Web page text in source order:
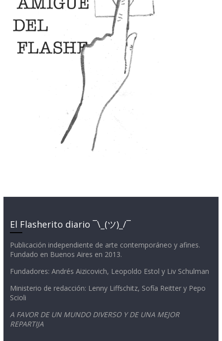
El Flasherito diario ¯\_(ツ)_/¯
Publicación independiente de arte contemporáneo y afines.
Fundado en Buenos Aires en 2013.
Fundadores: Andrés Aizicovich, Leopoldo Estol y Liv Schulman
Ministerio de redacción: Lenny Liffschitz, Sofía Reitter y Pepo
Scioli
A FAVOR DE UN MUNDO DIVERSO Y DE UNA MEJOR
REPARTIJA